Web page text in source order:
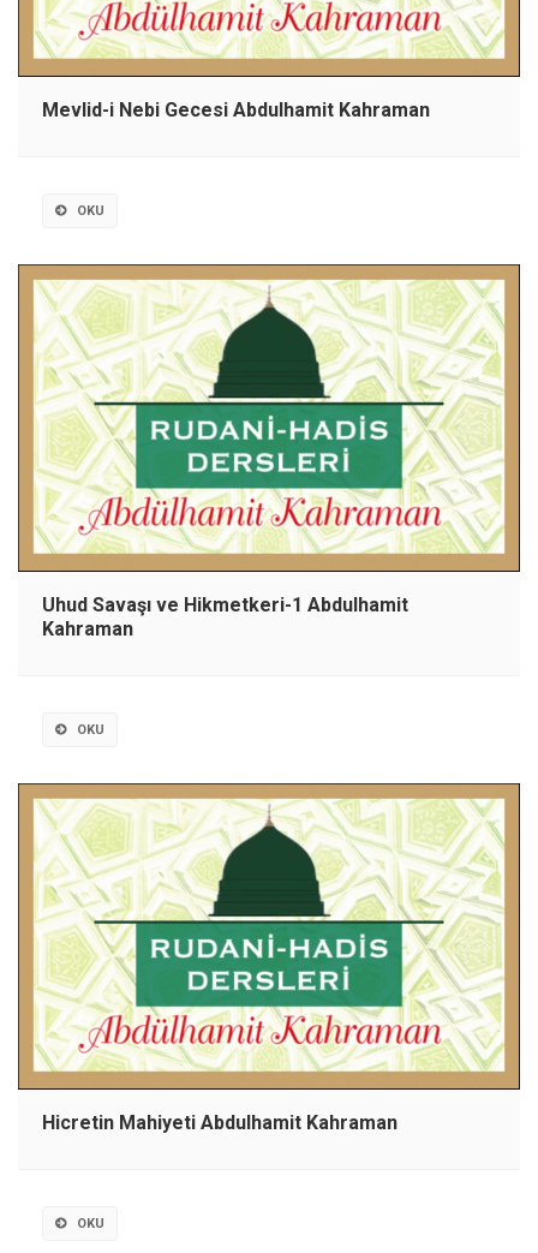
Mevlid-i Nebi Gecesi Abdulhamit Kahraman
OKU
Uhud Savaşı ve Hikmetkeri-1 Abdulhamit
Kahraman
OKU
Hicretin Mahiyeti Abdulhamit Kahraman
OKU